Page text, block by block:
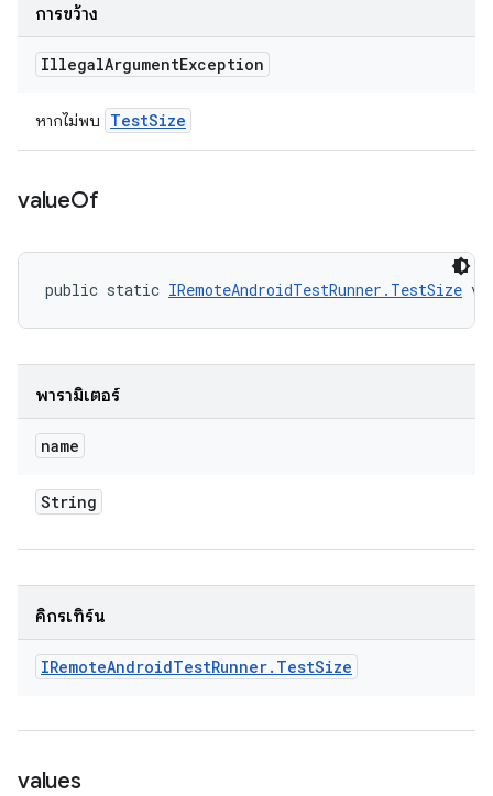
การขว้าง
IllegalArgumentException
หากไม่พบ TestSize
valueOf
public static IRemoteAndroidTestRunner.TestSize
พารามิเตอร์
name
String
คิกรีเทิร์น
IRemoteAndroidTestRunner. TestSize
values